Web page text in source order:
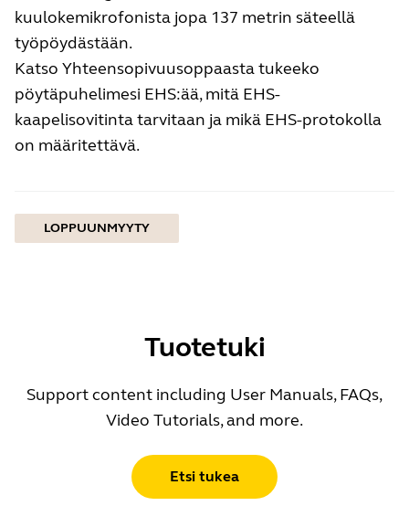
kuulokemikrofonista jopa 137 metrin säteellä
työpöydästään.
Katso Yhteensopivuusoppaasta tukeeko
pöytäpuhelimesi EHS:ää, mitä EHS-
kaapelisovitinta tarvitaan ja mikä EHS-protokolla
on määritettävä.
LOPPUUNMYYTY
Tuotetuki
Support content including User Manuals, FAQs,
Video Tutorials, and more.
Etsi tukea